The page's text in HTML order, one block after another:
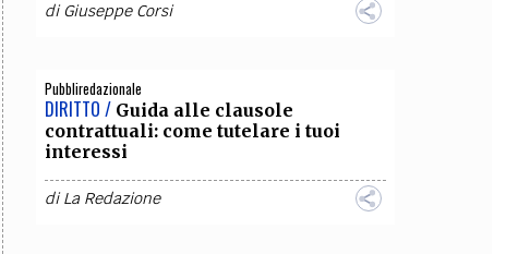
diGiuseppe Corsi
Pubbliredazionale
DIRITTO / Guida alle clausole
contrattuali: come tutelare i tuoi
interessi
diLa Redazione